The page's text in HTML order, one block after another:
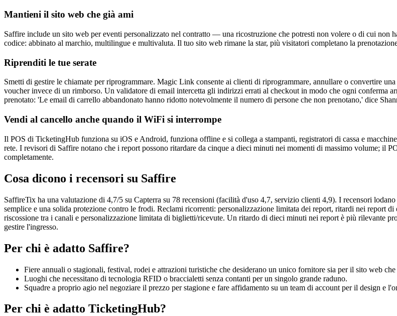
Mantieni il sito web che già ami
Saffire include un sito web per eventi personalizzato nel contratto — una ricostruzione che potresti non volere o di cui non
codice: abbinato al marchio, multilingue e multivaluta. Il tuo sito web rimane la star, più visitatori completano la
Riprenditi le tue serate
Smetti di gestire le chiamate per riprogrammare. Magic Link consente ai clienti di riprogrammare, annullare o convertire
voucher invece di un rimborso. Un validatore di email intercetta gli indirizzi errati al checkout in modo che ogni conferma
prenotato: 'Le email di carrello abbandonato hanno ridotto notevolmente il numero di persone che non prenotano,' dice
Vendi al cancello anche quando il WiFi si interrompe
Il POS di TicketingHub funziona su iOS e Android, funziona offline e si collega a stampanti, registratori di cassa e
rete. I revisori di Saffire notano che i report possono ritardare da cinque a dieci minuti nei momenti di massimo volume; il
completamente.
Cosa dicono i recensori su Saffire
SaffireTix ha una valutazione di 4,7/5 su Capterra su 78 recensioni (facilità d'uso 4,7, servizio clienti 4,9). I recensori
semplice e una solida protezione contro le frodi. Reclami ricorrenti: personalizzazione limitata dei report, ritardi nei report
riscossione tra i canali e personalizzazione limitata di biglietti/ricevute. Un ritardo di dieci minuti nei report è più rilevante
gestire l'ingresso.
Per chi è adatto Saffire?
Fiere annuali o stagionali, festival, rodei e attrazioni turistiche che desiderano un unico fornitore sia per il sito web
Luoghi che necessitano di tecnologia RFID o braccialetti senza contanti per un singolo grande raduno.
Squadre a proprio agio nel negoziare il prezzo per stagione e fare affidamento su un team di account per il design e
Per chi è adatto TicketingHub?